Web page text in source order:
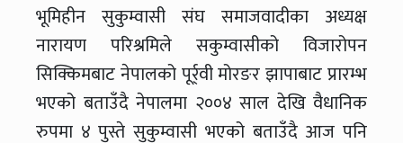
भूमिहीन सुकुम्वासी संघ समाजवादीका अध्यक्ष
नारायण परिश्रमिले सकुम्वासीको विजारोपन
सिक्किमबाट नेपालको पूर्र्वी मोरङर झापाबाट प्रारम्भ
भएको बताउँदै नेपालमा २००४ साल देखि वैधानिक
रुपमा ४ पुस्ते सुकुम्वासी भएको बताउँदै आज पनि